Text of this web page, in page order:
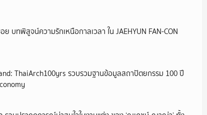
บทพิสูจน์ความรักเหนือกาลเวลา ใน JAEHYUN FAN-CON
ThaiArch100yrs รวบรวมฐานข้อมูลสถาปัตยกรรม 100 ปี